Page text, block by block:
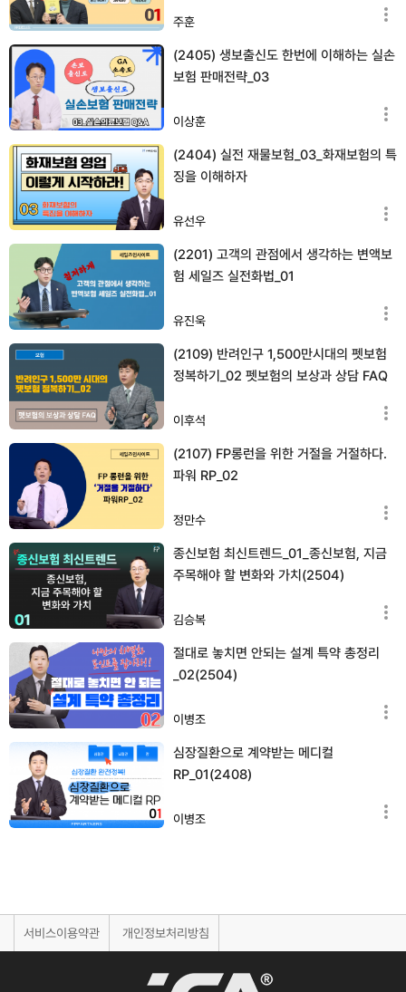
주훈
(2405) 생보출신도 한번에 이해하는 실손
보험 판매전략_03
이상훈
(2404) 실전 재물보험_03_화재보험의 특
징을 이해하자
유선우
(2201) 고객의 관점에서 생각하는 변액보
험 세일즈 실전화법_01
유진욱
(2109) 반려인구 1,500만시대의 펫보험
정복하기_02 펫보험의 보상과 상담 FAQ
이후석
(2107) FP롱런을 위한 거절을 거절하다.
파워 RP_02
정만수
종신보험 최신트렌드_01_종신보험, 지금
주목해야 할 변화와 가치(2504)
김승복
절대로 놓치면 안되는 설계 특약 총정리
_02(2504)
이병조
심장질환으로 계약받는 메디컬
RP_01(2408)
이병조
서비스이용약관 개인정보처리방침